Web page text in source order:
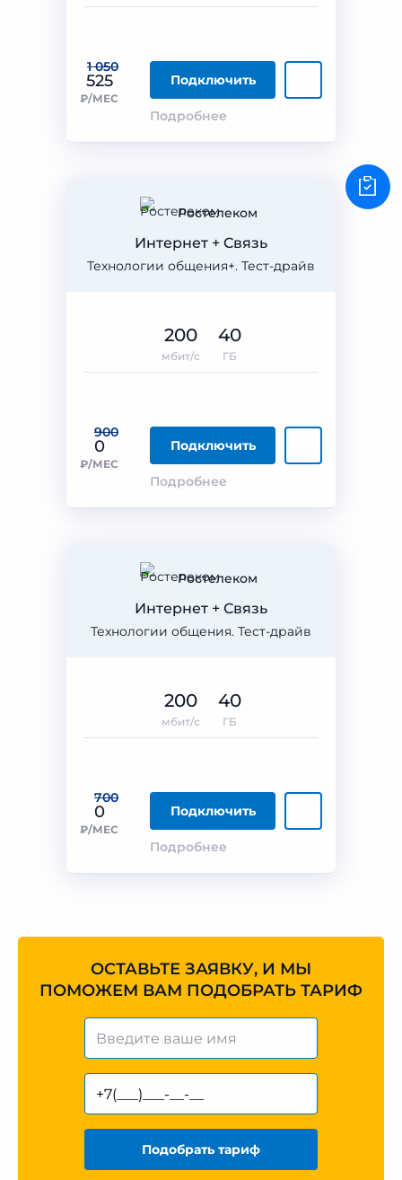
1 050
525
₽/МЕС
Подключить
Подробнее
Ростелеком
Технологии общения+. Тест-драйв
Интернет + Связь
900
0
₽/МЕС
Подключить
Подробнее
200
мбит/с
40
ГБ
Ростелеком
Технологии общения. Тест-драйв
Интернет + Связь
700
0
₽/МЕС
Подключить
Подробнее
200
мбит/с
40
ГБ
ОСТАВЬТЕ ЗАЯВКУ, И МЫ
ПОМОЖЕМ ВАМ ПОДОБРАТЬ ТАРИФ
Подобрать тариф